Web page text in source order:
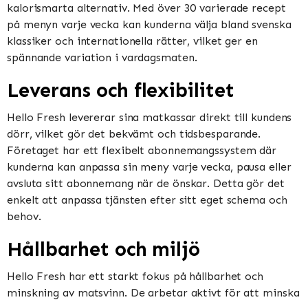
kalorismarta alternativ. Med över 30 varierade recept
på menyn varje vecka kan kunderna välja bland svenska
klassiker och internationella rätter, vilket ger en
spännande variation i vardagsmaten.
Leverans och flexibilitet
Hello Fresh levererar sina matkassar direkt till kundens
dörr, vilket gör det bekvämt och tidsbesparande.
Företaget har ett flexibelt abonnemangssystem där
kunderna kan anpassa sin meny varje vecka, pausa eller
avsluta sitt abonnemang när de önskar. Detta gör det
enkelt att anpassa tjänsten efter sitt eget schema och
behov.
Hållbarhet och miljö
Hello Fresh har ett starkt fokus på hållbarhet och
minskning av matsvinn. De arbetar aktivt för att minska